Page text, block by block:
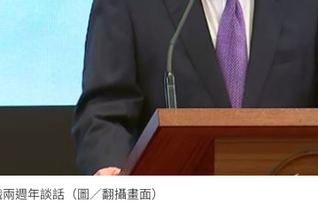
頂奢大道」逐漸成形 12:00
樂千萬頭獎超「爸」氣
」職涯論壇9/12登場！
7s掀足球熱潮
海追星吃美食！ 18:15
週年談話（圖／翻攝畫面）